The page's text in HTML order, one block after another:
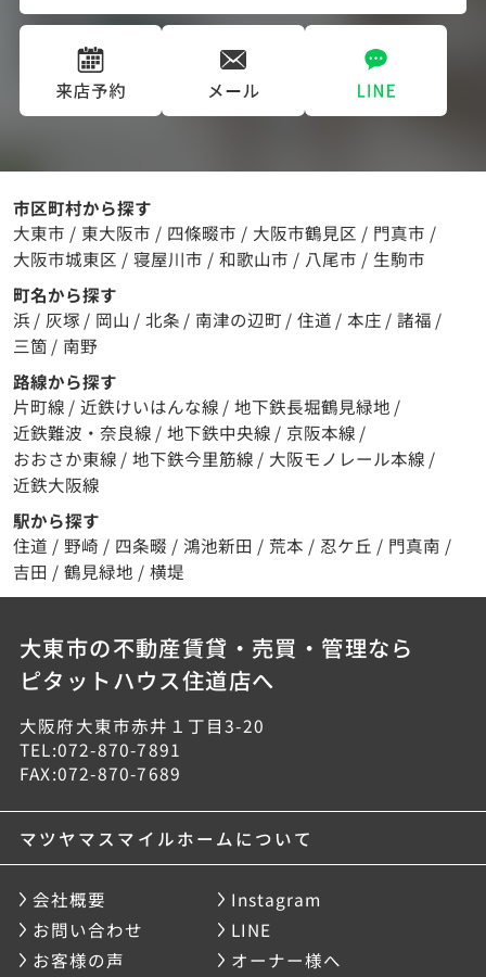
市区町村から探す
大東市 / 東大阪市 / 四條畷市 / 大阪市鶴見区 / 門真市 /
大阪市城東区 / 寝屋川市 / 和歌山市 / 八尾市 / 生駒市
町名から探す
浜 / 灰塚 / 岡山 / 北条 / 南津の辺町 / 住道 / 本庄 / 諸福 /
三箇 / 南野
路線から探す
片町線 / 近鉄けいはんな線 / 地下鉄長堀鶴見緑地 /
近鉄難波・奈良線 / 地下鉄中央線 / 京阪本線 /
おおさか東線 / 地下鉄今里筋線 / 大阪モノレール本線 /
近鉄大阪線
駅から探す
住道 / 野崎 / 四条畷 / 鴻池新田 / 荒本 / 忍ケ丘 / 門真南 /
吉田 / 鶴見緑地 / 横堤
大東市の不動産賃貸・売買・管理なら
ピタットハウス住道店へ
大阪府大東市赤井１丁目3-20
TEL:072-870-7891
FAX:072-870-7689
マツヤマスマイルホームについて
会社概要
Instagram
お問い合わせ
LINE
お客様の声
オーナー様へ